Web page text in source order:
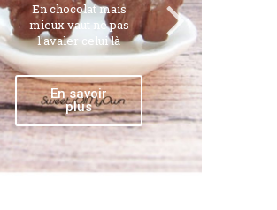
En chocolat mais
mieux vaut ne pas
l'avaler celui là
En savoir
plus